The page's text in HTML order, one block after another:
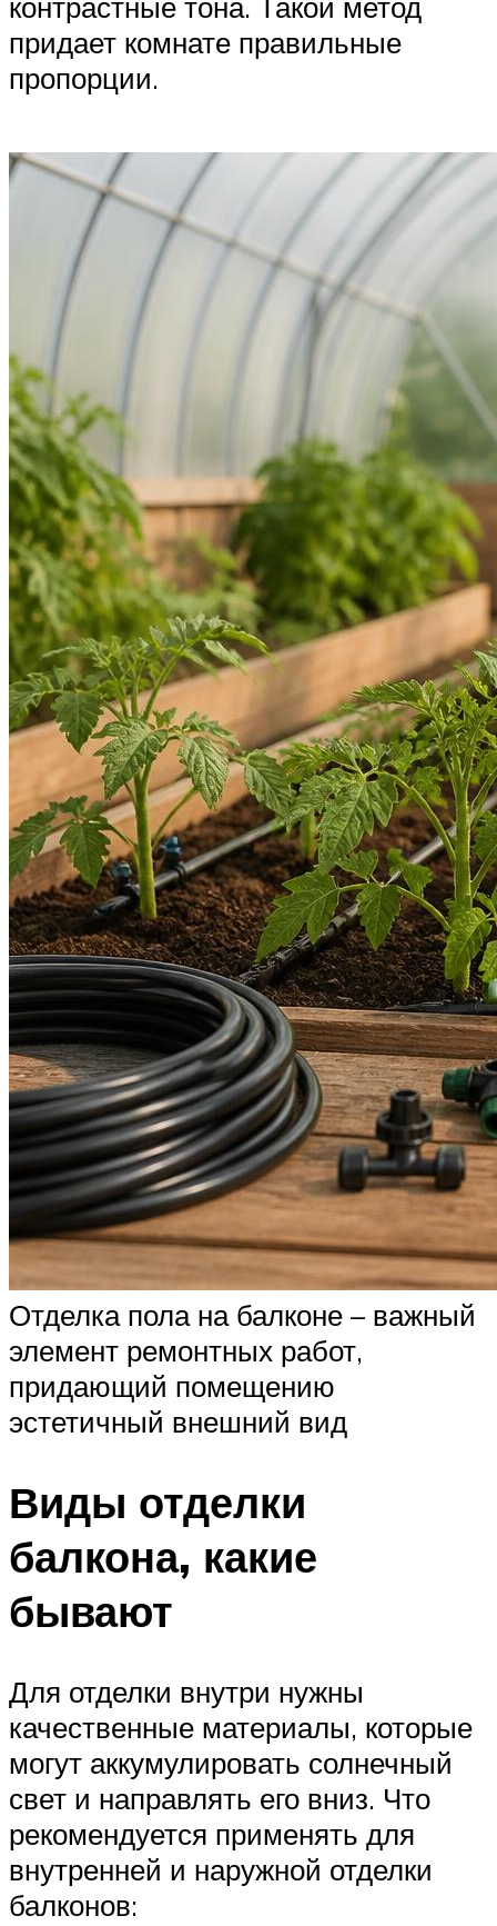
придает комнате правильные
пропорции.
Отделка пола на балконе – важный
элемент ремонтных работ,
придающий помещению
эстетичный внешний вид
Виды отделки
балкона, какие
бывают
Для отделки внутри нужны
качественные материалы, которые
могут аккумулировать солнечный
свет и направлять его вниз. Что
рекомендуется применять для
внутренней и наружной отделки
балконов: